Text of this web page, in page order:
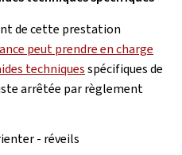
de cette prestation
peut prendre en charge
techniquesspécifiques de
arrêtée par règlement
- réveils